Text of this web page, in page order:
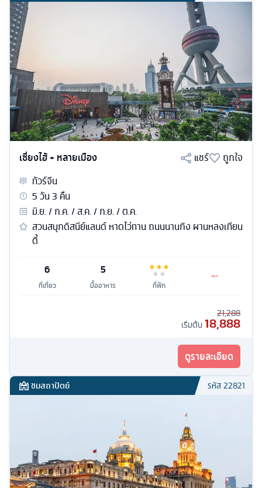
เซี่ยงไฮ้ + หลายเมือง แชร์
ถูกใจ
ทัวร์จีน
5วัน3 คืน
มิ.ย. / ก.ค. / ส.ค. / ก.ย. / ต.ค.
สวนสนุกดิสนีย์แลนด์ หาดไว่ทาน ถนนนานกิง ผานหลงเทียน
ตี้
6
ที่เที่ยว
5
มื้ออาหาร ที่พัก
21,288
เริ่มต้น 18,888
ดูรายละเอียด
ชมสถาปัตย์ รหัส22821